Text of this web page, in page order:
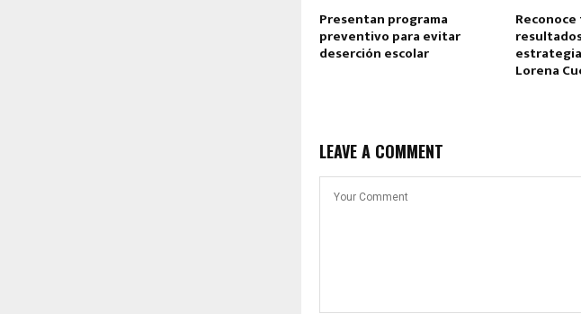
Presentan programa
preventivo para evitar
deserción escolar
Lorena
LEAVE A COMMENT